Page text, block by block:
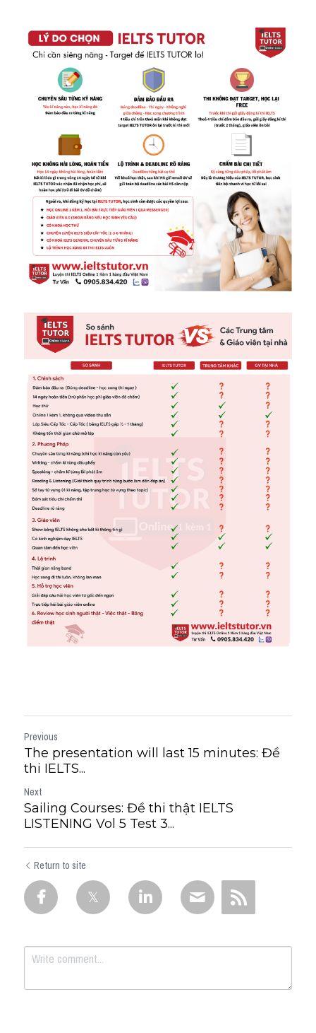
Previous
The presentation will last 15 minutes: Đề
thi IELTS...
Next
Sailing Courses: Đề thi thật IELTS
LISTENING Vol 5 Test 3...
Return to site